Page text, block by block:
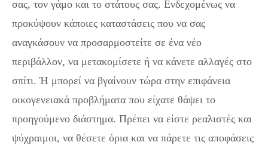
σας, τον γάμο και το στάτους σας. Ενδεχομένως να
προκύψουν κάποιες καταστάσεις που να σας
αναγκάσουν να προσαρμοστείτε σε ένα νέο
περιβάλλον, να μετακομίσετε ή να κάνετε αλλαγές στο
σπίτι. Ή μπορεί να βγαίνουν τώρα στην επιφάνεια
οικογενειακά προβλήματα που είχατε θάψει το
προηγούμενο διάστημα. Πρέπει να είστε ρεαλιστές και
ψύχραιμοι, να θέσετε όρια και να πάρετε τις αποφάσεις